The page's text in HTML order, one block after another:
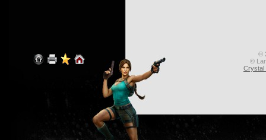
©
©
Crystal